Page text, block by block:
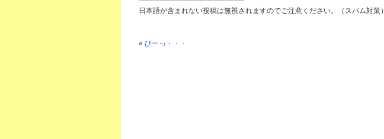
日本語が含まれない投稿は無視されますのでご注意ください。（スパム対策）
« ひーっ・・・